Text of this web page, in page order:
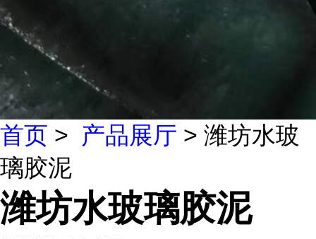
首页 > 产品展厅 > 潍坊水玻
璃胶泥
潍坊水玻璃胶泥